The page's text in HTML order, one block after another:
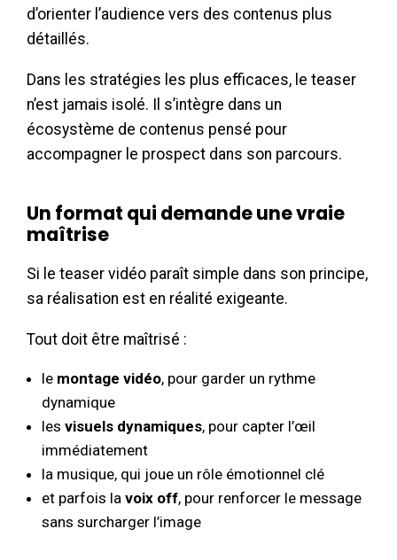
d’orienter l’audience vers des contenus plus
détaillés.
Dans les stratégies les plus efficaces, le teaser
n’est jamais isolé. Il s’intègre dans un
écosystème de contenus pensé pour
accompagner le prospect dans son parcours.
Un format qui demande une vraie
maîtrise
Si le teaser vidéo paraît simple dans son principe,
sa réalisation est en réalité exigeante.
Tout doit être maîtrisé :
le montage vidéo, pour garder un rythme
dynamique
les visuels dynamiques, pour capter l’œil
immédiatement
la musique, qui joue un rôle émotionnel clé
et parfois la voix off, pour renforcer le message
sans surcharger l’image